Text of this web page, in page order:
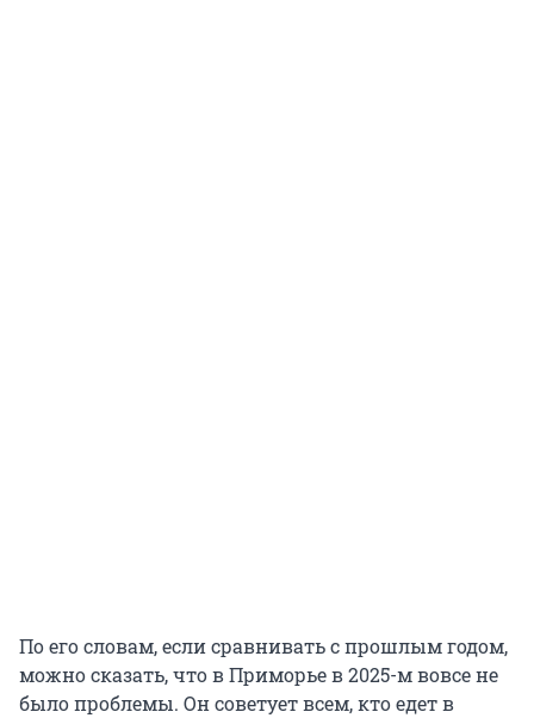
По его словам, если сравнивать с прошлым годом,
можно сказать, что в Приморье в2025-мвовсе не
было проблемы. Он советует всем, кто едет в